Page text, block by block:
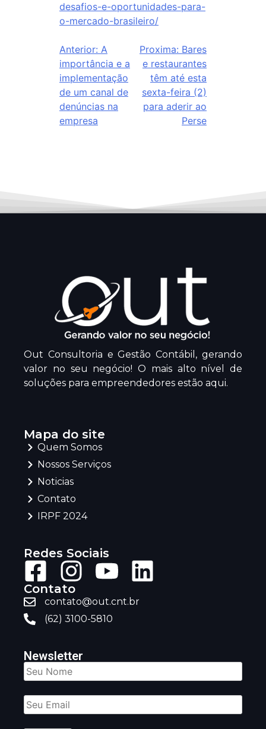
desafios-e-oportunidades-para-
o-mercado-brasileiro/
Anterior: A
importância e a
implementação
de um canal de
denúncias na
empresa
Proxima: Bares
e restaurantes
têm até esta
sexta-feira (2)
para aderir ao
Perse
Out Consultoria e Gestão Contábil, gerando
valor no seu negócio! O mais alto nível de
soluções para empreendedores estão aqui.
Mapa do site
Quem Somos
Nossos Serviços
Noticias
Contato
IRPF 2024
Redes Sociais
Contato
contato@out.cnt.br
(62) 3100-5810
Newsletter